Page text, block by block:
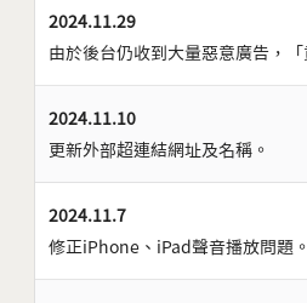
2024.11.29
由於後台仍收到大量惡意廣告，
2024.11.10
更新外部超連結網址及名稱。
2024.11.7
修正iPhone、iPad聲音播放問題。